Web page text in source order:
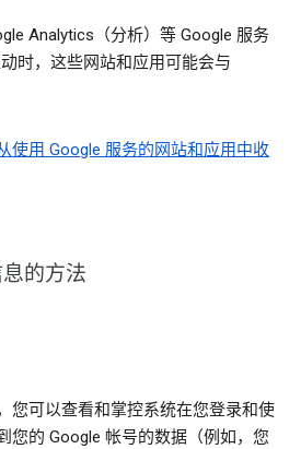
Analytics（分析）等 Google 服务
时，这些网站和应用可能会与
使用 Google 服务的网站和应用中收
的方法
您可以查看和掌控系统在您登录和使
您的 Google 帐号的数据（例如，您